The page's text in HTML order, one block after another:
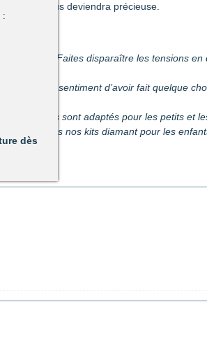
vous deviendra précieuse.
Faites disparaître les tensions en
que le sentiment d’avoir fait quelque
à utiliser, ils sont adaptés pour les petits et
nos kits diamant pour les
:
dès